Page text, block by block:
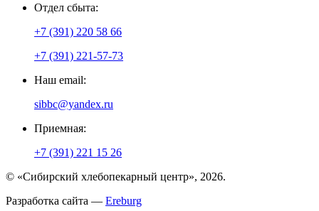
Отдел сбыта:
+7 (391) 220 58 66
+7 (391) 221-57-73
Наш email:
sibbc@yandex.ru
Приемная:
+7 (391) 221 15 26
© «Сибирский хлебопекарный центр», 2026.
Разработка сайта — Ereburg